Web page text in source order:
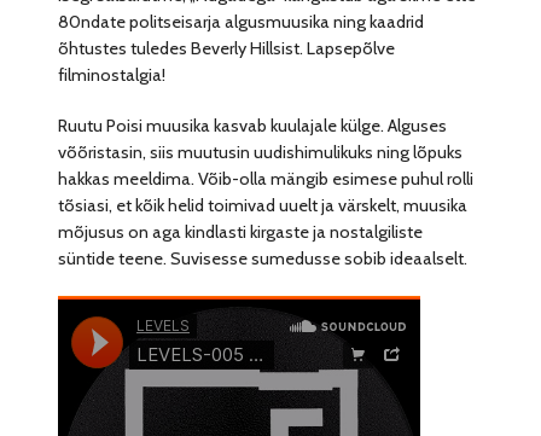
80ndate politseisarja algusmuusika ning kaadrid
õhtustes tuledes Beverly Hillsist. Lapsepõlve
filminostalgia!
Ruutu Poisi muusika kasvab kuulajale külge. Alguses
võõristasin, siis muutusin uudishimulikuks ning lõpuks
hakkas meeldima. Võib-olla mängib esimese puhul rolli
tõsiasi, et kõik helid toimivad uuelt ja värskelt, muusika
mõjusus on aga kindlasti kirgaste ja nostalgiliste
süntide teene. Suvisesse sumedusse sobib ideaalselt.